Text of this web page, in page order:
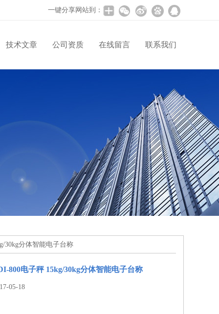
一键分享网站到：
技术文章 公司资质 在线留言 联系我们
30kg分体智能电子台称
800电子秤 15kg/30kg分体智能电子台称
05-18